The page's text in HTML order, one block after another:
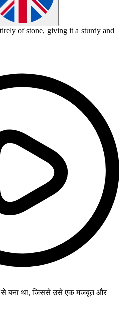
ofstone, giving it a sturdy and
बना था, जिससे उसे एक मजबूत और